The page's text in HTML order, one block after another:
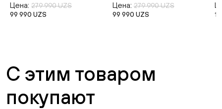
Цена: 279 990 UZS
99 990 UZS
Цена: 279 990 UZS
99 990 UZS
С этим товаром
покупают